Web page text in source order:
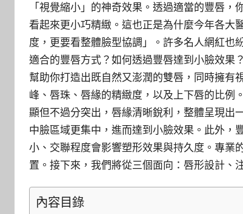
「視覺縮小」的神奇效果。透過適當的豐唇
看起來更小巧精緻。這也正是為什麼今年各大
度，更要看整體臉型協調」。許多名人網紅也
適合的豐唇方式？如何透過豐唇達到小臉效果
幫助你打造出既自然又澎潤的雙唇，同時擁有
峰、唇珠、唇緣的精緻度，以及上下唇的比例
顯但不過分突出，唇緣清晰銳利，整體呈現出
中臉區域更集中，進而達到小臉效果。此外，
小、交聯程度會影響塑形效果與持久度。專業
置。接下來，我們將從三個面向：唇形設計、
內容目錄